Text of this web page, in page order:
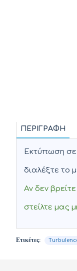
ΠΕΡΙΓΡΑΦΉ
Εκτύπωση
διαλέξτε το
Αν δεν
στείλτε μας
Ετικέτες: